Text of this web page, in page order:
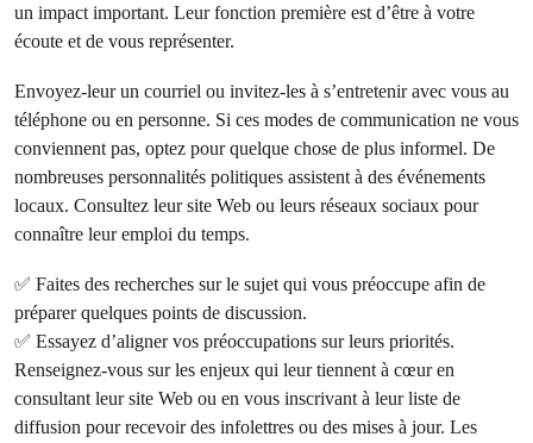
un impact important. Leur fonction première est d’être à votre
écoute et de vous représenter.
Envoyez-leur un courriel ou invitez-les à s’entretenir avec vous au
téléphone ou en personne. Si ces modes de communication ne vous
conviennent pas, optez pour quelque chose de plus informel. De
nombreuses personnalités politiques assistent à des événements
locaux. Consultez leur site Web ou leurs réseaux sociaux pour
connaître leur emploi du temps.
✅ Faites des recherches sur le sujet qui vous préoccupe afin de
préparer quelques points de discussion.
✅ Essayez d’aligner vos préoccupations sur leurs priorités.
Renseignez-vous sur les enjeux qui leur tiennent à cœur en
consultant leur site Web ou en vous inscrivant à leur liste de
diffusion pour recevoir des infolettres ou des mises à jour. Les